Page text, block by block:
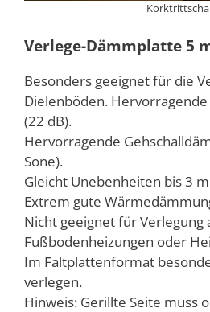
Verlege-Dämmplatte 5
Besonders geeignet für die
Dielenböden.
(22 dB).
Hervorragende
Sone).
Gleicht Unebenheiten bis 3
Extrem gute
Nicht geeignet für Verlegung
Fußbodenheizungen oder
Im Faltplattenformat
verlegen.
Hinweis: Gerillte Seite muss